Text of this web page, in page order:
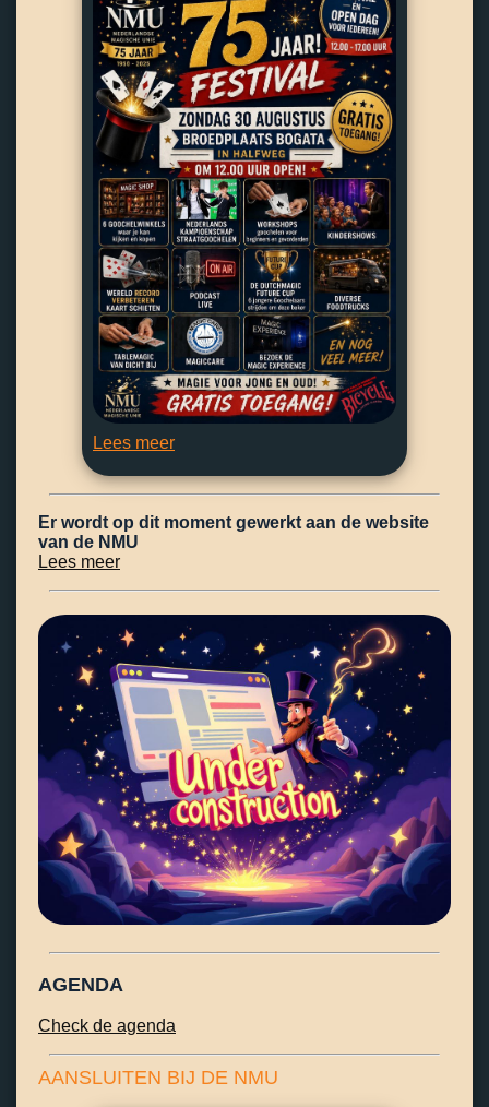
Lees meer
Er wordt op dit moment gewerkt aan de website
van de NMU
Lees meer
AGENDA
Check de agenda
AANSLUITEN BIJ DE NMU